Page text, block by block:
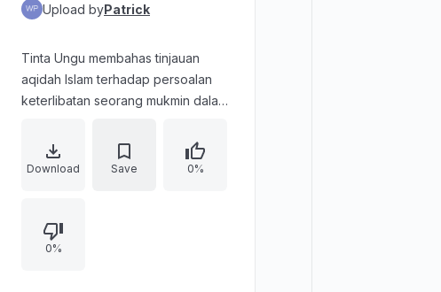
Upload byPatrick
Tinta Ungu membahas tinjauan
aqidah Islam terhadap persoalan
keterlibatan seorang mukmin dalam
pengertian, sejarah, tujuan, dan
mekanisme pemilu, serta
juga menyinggung kepemimpinan
dalam Islam, peran politik, batas
Download Save 0%
0%